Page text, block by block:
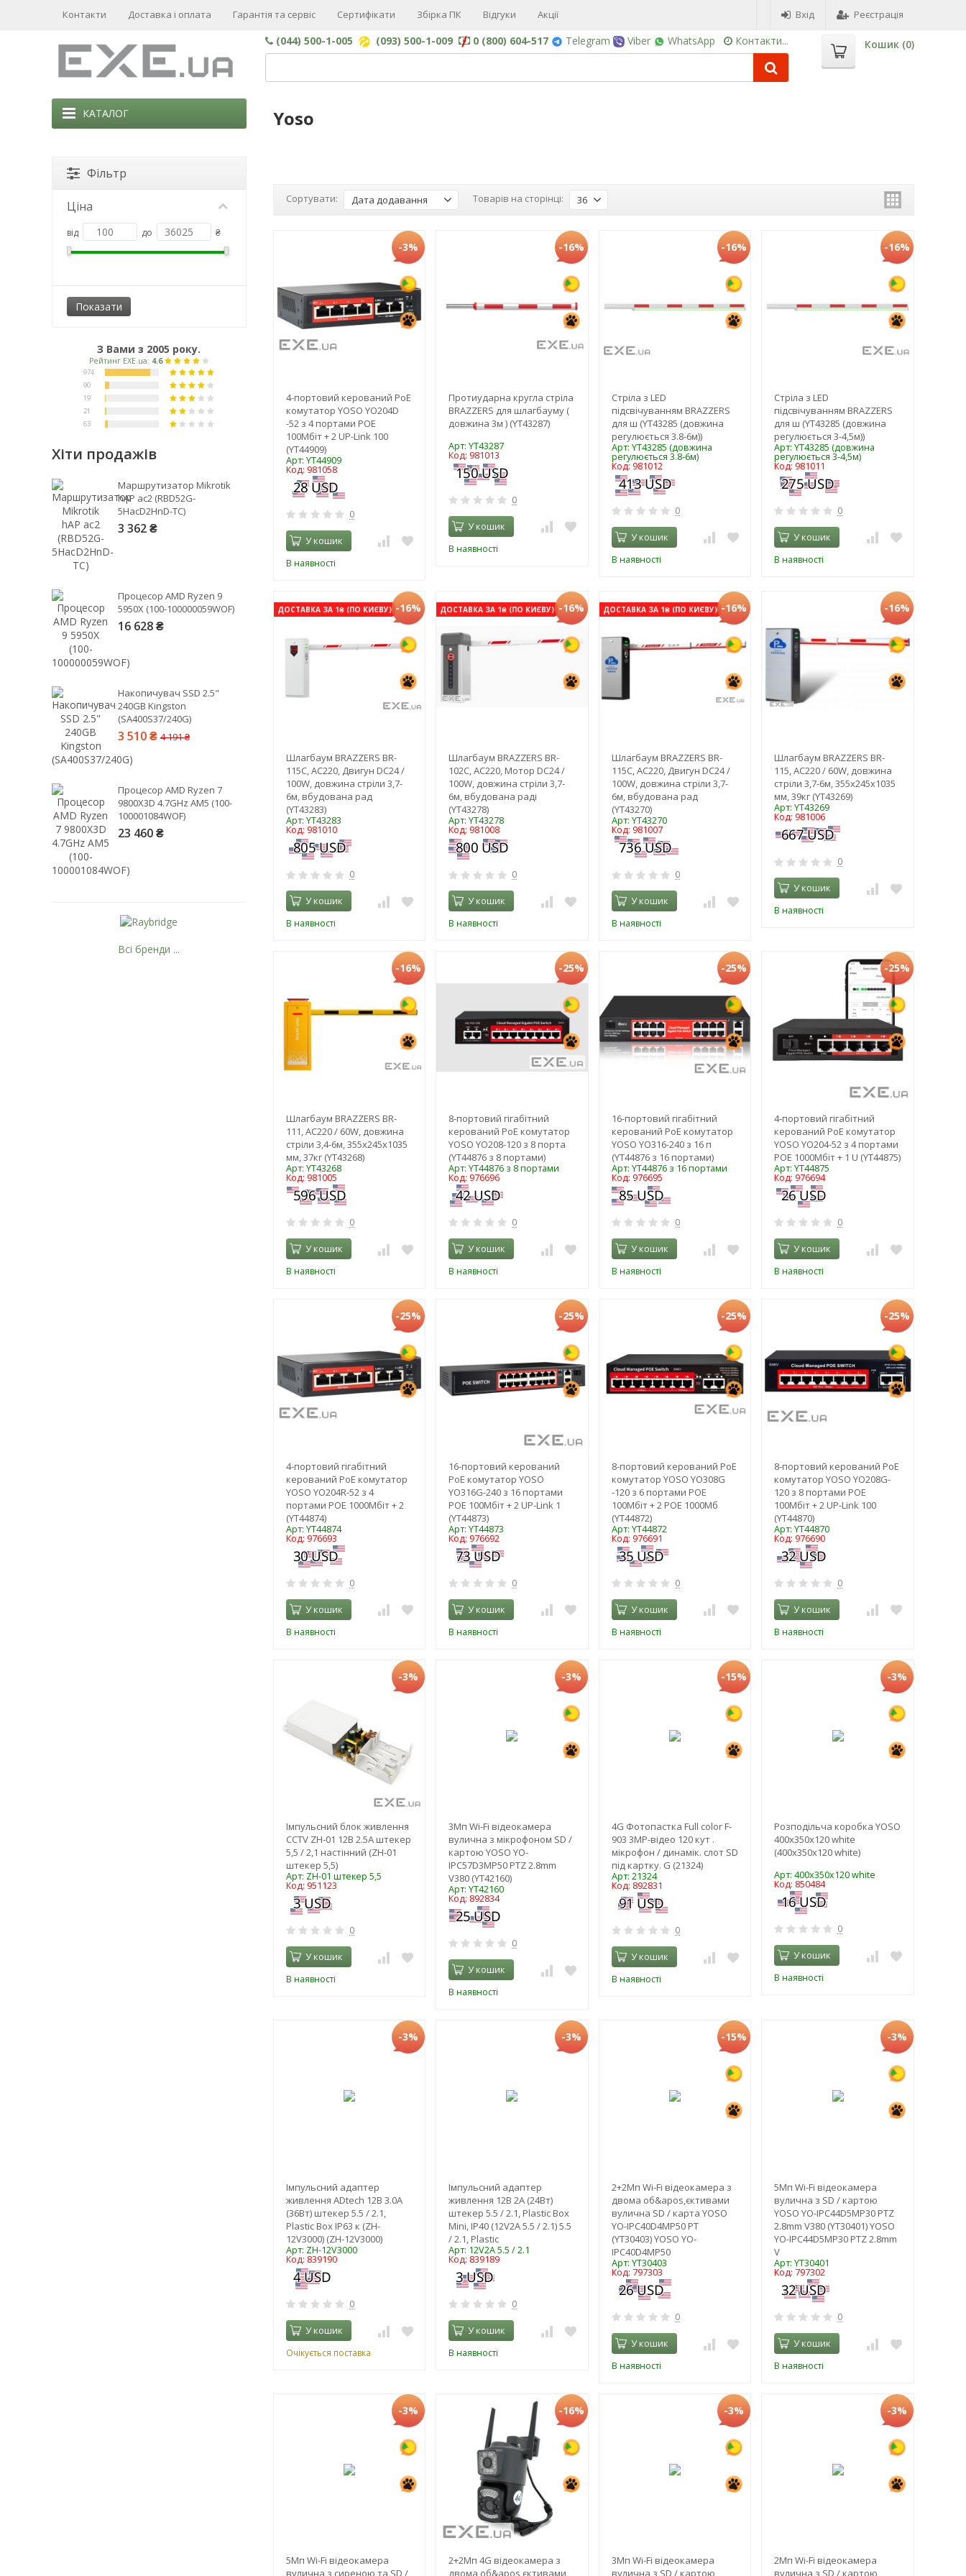
Контакти Доставка і оплата Гарантія та сервіс Сертифікати Збірка ПК Відгуки Акції Вхід Реєстрація
(044) 500-1-005 (093) 500-1-009 0 (800) 604-517 Telegram Viber WhatsApp Контакти... Кошик (0)
КАТАЛОГ Yoso
Сортувати: Дата додавання Товарів на сторінці: 36
-3%
4-портовий керований PoE
комутатор YOSO YO204D
-52 з 4 портами POE
100Мбіт + 2 UP-Link 100
(YT44909)
Арт: YT44909
Код: 981058
0
У кошик
В наявності
-16%
Протиударна кругла стріла
BRAZZERS для шлагбауму (
довжина 3м ) (YT43287)
Арт: YT43287
Код: 981013
0
У кошик
В наявності
-16%
Стріла з LED
підсвічуванням BRAZZERS
для ш (YT43285 (довжина
регулюється 3.8-6м))
Арт: YT43285 (довжина
регулюється 3.8-6м)
Код: 981012
0
У кошик
В наявності
-16%
Стріла з LED
підсвічуванням BRAZZERS
для ш (YT43285 (довжина
регулюється 3-4,5м))
Арт: YT43285 (довжина
регулюється 3-4,5м)
Код: 981011
0
У кошик
В наявності
ДОСТАВКА ЗА 1₴ (ПО КИЄВУ) -16%
Шлагбаум BRAZZERS BR-
115С, AC220, Двигун DC24 /
100W, довжина стріли 3,7-
6м, вбудована рад
(YT43283)
Арт: YT43283
Код: 981010
0
У кошик
В наявності
ДОСТАВКА ЗА 1₴ (ПО КИЄВУ) -16%
Шлагбаум BRAZZERS BR-
102С, AC220, Мотор DC24 /
100W, довжина стріли 3,7-
6м, вбудована раді
(YT43278)
Арт: YT43278
Код: 981008
0
У кошик
В наявності
ДОСТАВКА ЗА 1₴ (ПО КИЄВУ) -16%
Шлагбаум BRAZZERS BR-
115С, AC220, Двигун DC24 /
100W, довжина стріли 3,7-
6м, вбудована рад
(YT43270)
Арт: YT43270
Код: 981007
0
У кошик
В наявності
-16%
Шлагбаум BRAZZERS BR-
115, AC220 / 60W, довжина
стріли 3,7-6м, 355х245х1035
мм, 39кг (YT43269)
Арт: YT43269
Код: 981006
0
У кошик
В наявності
-16%
Шлагбаум BRAZZERS BR-
111, AC220 / 60W, довжина
стріли 3,4-6м, 355х245х1035
мм, 37кг (YT43268)
Арт: YT43268
Код: 981005
0
У кошик
В наявності
-25%
8-портовий гігабітний
керований PoE комутатор
YOSO YO208-120 з 8 порта
(YT44876 з 8 портами)
Арт: YT44876 з 8 портами
Код: 976696
0
У кошик
В наявності
-25%
16-портовий гігабітний
керований PoE комутатор
YOSO YO316-240 з 16 п
(YT44876 з 16 портами)
Арт: YT44876 з 16 портами
Код: 976695
0
У кошик
В наявності
-25%
4-портовий гігабітний
керований PoE комутатор
YOSO YO204-52 з 4 портами
POE 1000Мбіт + 1 U (YT44875)
Арт: YT44875
Код: 976694
0
У кошик
В наявності
-25%
4-портовий гігабітний
керований PoE комутатор
YOSO YO204R-52 з 4
портами POE 1000Мбіт + 2
(YT44874)
Арт: YT44874
Код: 976693
0
У кошик
В наявності
-25%
16-портовий керований
PoE комутатор YOSO
YO316G-240 з 16 портами
POE 100Мбіт + 2 UP-Link 1
(YT44873)
Арт: YT44873
Код: 976692
0
У кошик
В наявності
-25%
8-портовий керований PoE
комутатор YOSO YO308G
-120 з 6 портами POE
100Мбіт + 2 POE 1000Мб
(YT44872)
Арт: YT44872
Код: 976691
0
У кошик
В наявності
-25%
8-портовий керований PoE
комутатор YOSO YO208G-
120 з 8 портами POE
100Мбіт + 2 UP-Link 100
(YT44870)
Арт: YT44870
Код: 976690
0
У кошик
В наявності
-3%
Імпульсний блок живлення
CCTV ZH-01 12В 2.5А штекер
5,5 / 2,1 настінний (ZH-01
штекер 5,5)
Арт: ZH-01 штекер 5,5
Код: 951123
0
У кошик
В наявності
-3%
3Мп Wi-Fi відеокамера
вулична з мікрофоном SD /
картою YOSO YO-
IPC57D3MP50 PTZ 2.8mm
V380 (YT42160)
Арт: YT42160
Код: 892834
0
У кошик
В наявності
-15%
4G Фотопастка Full color F-
903 3МР-відео 120 кут .
мікрофон / динамік. слот SD
під картку. G (21324)
Арт: 21324
Код: 892831
0
У кошик
В наявності
-3%
Розподільча коробка YOSO
400х350х120 white
(400x350x120 white)
Арт: 400x350x120 white
Код: 850484
0
У кошик
В наявності
-3%
Імпульсний адаптер
живлення ADtech 12В 3.0А
(36Вт) штекер 5.5 / 2.1,
Plastic Box IP63 к (ZH-
12V3000) (ZH-12V3000)
Арт: ZH-12V3000
Код: 839190
0
У кошик
Очікується поставка
-3%
Імпульсний адаптер
живлення 12В 2А (24Вт)
штекер 5.5 / 2.1, Plastic Box
Mini, IP40 (12V2A 5.5 / 2.1) 5.5
/ 2.1, Plastic
Арт: 12V2A 5.5 / 2.1
Код: 839189
0
У кошик
В наявності
-15%
2+2Мп Wi-Fi відеокамера з
двома об&apos,єктивами
вулична SD / карта YOSO
YO-IPC40D4MP50 PT
(YT30403) YOSO YO-
IPC40D4MP50
Арт: YT30403
Код: 797303
0
У кошик
В наявності
-3%
5Мп Wi-Fi відеокамера
вулична з SD / картою
YOSO YO-IPC44D5MP30 PTZ
2.8mm V380 (YT30401) YOSO
YO-IPC44D5MP30 PTZ 2.8mm
V
Арт: YT30401
Код: 797302
0
У кошик
В наявності
-3%
5Мп Wi-Fi відеокамера
вулична з сиреною та SD /
-16%
2+2Мп 4G відеокамера з
двома об&apos,єктивами
-3%
3Мп Wi-Fi відеокамера
вулична з SD / картою
-3%
2Мп Wi-Fi відеокамера
вулична з SD / картою
Фільтр
Ціна
від до ₴
З Вами з 2005 року.
Рейтинг EXE.ua:4.6
974
90
19
Хіти продажів
Маршрутизатор Mikrotik
hAP ac2 (RBD52G-
5HacD2HnD-TC)
3 362 ₴
Процесор AMD Ryzen 9
5950X (100-100000059WOF)
16 628 ₴
Накопичувач SSD 2.5"
240GB Kingston
(SA400S37/240G)
3 510 ₴ 4 191 ₴
Процесор AMD Ryzen 7
9800X3D 4.7GHz AM5 (100-
100001084WOF)
23 460 ₴
Всі бренди ...